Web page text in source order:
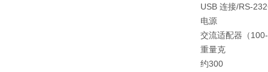
USB 连接/RS-
电源
交流适配器（
重量克
约300